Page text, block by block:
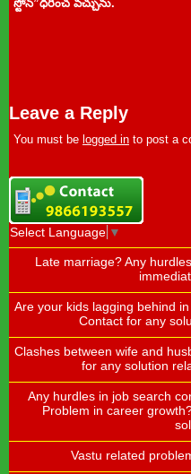
స్టోన్”ధరించ వచ్చును.
Leave a Reply
You must be logged in to post a
Select Language ▼
Late marriage? Any
Are your kids lagging behind
Contact for any
Clashes between wife and
for any solution
Any hurdles in job search
Problem in career
Vastu related